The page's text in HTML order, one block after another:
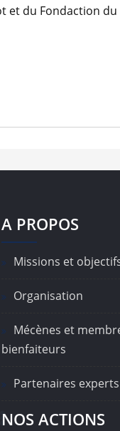
et du Fondaction
A PROPOS
Missions et
Organisation
Mécènes et
bienfaiteurs
Partenaires experts
NOS ACTIONS